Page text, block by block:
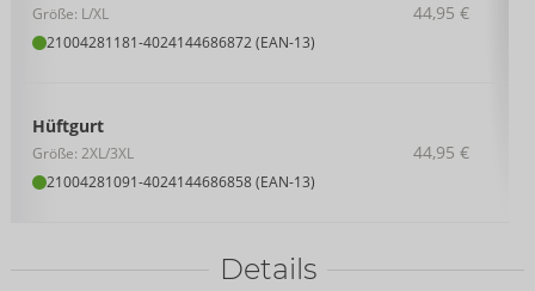
Größe: L/XL
21004281181-4024144686872 (EAN-13)
44,95 €
Hüftgurt
Größe: 2XL/3XL
21004281091-4024144686858 (EAN-13)
44,95 €
Details